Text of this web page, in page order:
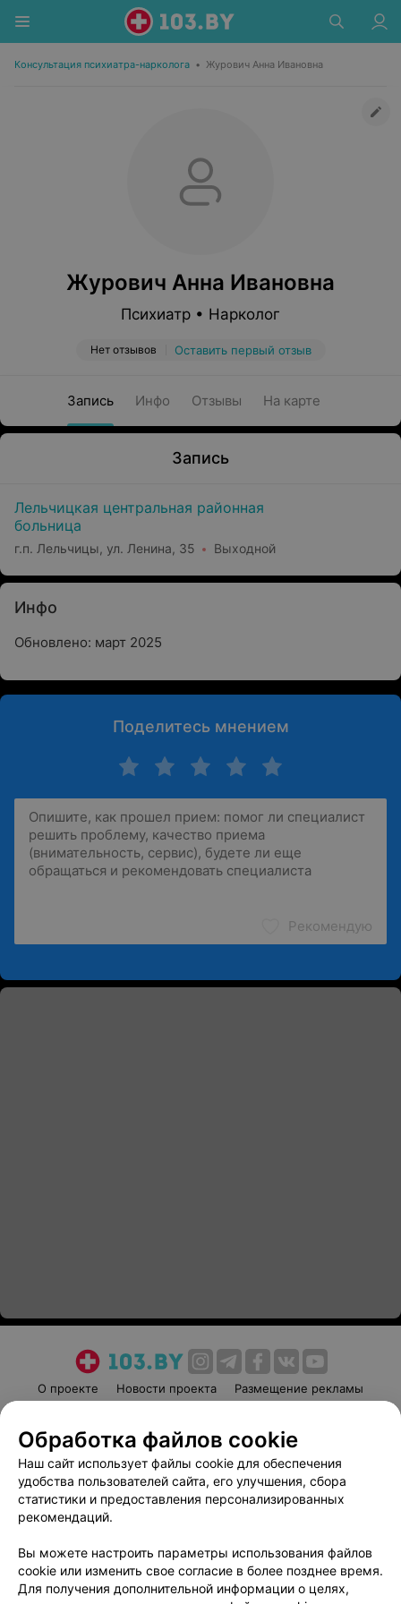
Консультация психиатра-нарколога • Журович Анна Ивановна
Журович Анна Ивановна
Психиатр • Нарколог
Нет отзывов Оставить первый отзыв
Запись Инфо Отзывы На карте
Запись
Лельчицкая центральная районная
больница
г.п. Лельчицы, ул. Ленина, 35 Выходной
Инфо
Обновлено: март 2025
Поделитесь мнением
Рекомендую
О проекте Новости проекта
Размещение рекламы
Пользовательское соглашение
Способы оплаты
Вакансии
Партнеры
Написать руководителю 103.by
Обработка персональных данных
Обработка файлов cookie
Наш сайт использует файлы cookie для обеспечения
удобства пользователей сайта, его улучшения, сбора
статистики и предоставления персонализированных
рекомендаций.
Вы можете настроить параметры использования файлов
cookie или изменить свое согласие в более позднее время.
Для получения дополнительной информации о целях,